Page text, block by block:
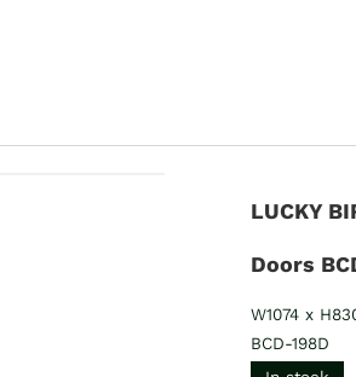
LUCKY
Doors
W1074 x
BCD-198D